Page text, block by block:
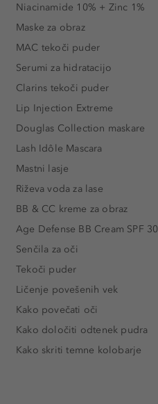
Niacinamide 10% + Zinc 1%
Maske za obraz
MAC tekoči puder
Serumi za hidratacijo
Clarins tekoči puder
Lip Injection Extreme
Douglas Collection maskare
Lash Idôle Mascara
Mastni lasje
Riževa voda za lase
BB & CC kreme za obraz
Age Defense BB Cream SPF 30
Senčila za oči
Tekoči puder
Ličenje povešenih vek
Kako povečati oči
Kako določiti odtenek pudra
Kako skriti temne kolobarje